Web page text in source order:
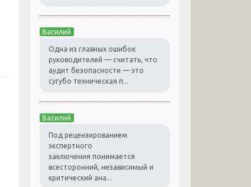
Василий
Одна из главных ошибок
руководителей — считать, что
аудит безопасности — это
сугубо техническая п...
Василий
Под рецензированием
экспертного
заключения понимается
всесторонний, независимый и
критический ана...